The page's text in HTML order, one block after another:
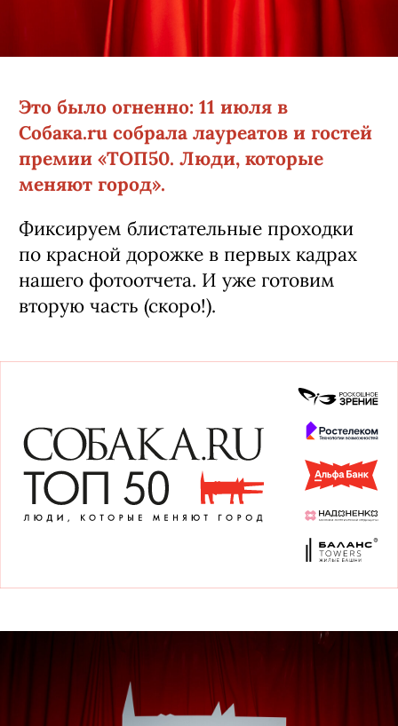
Это было огненно: 11 июля в
Собака.ru собрала лауреатов и гостей
премии «ТОП50. Люди, которые
меняют город».
Фиксируем блистательные проходки
по красной дорожке в первых кадрах
нашего фотоотчета. И уже готовим
вторую часть (скоро!).